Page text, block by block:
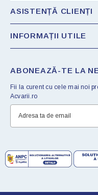
ASISTENȚĂ CLIENȚI
INFORMAȚII UTILE
ABONEAZĂ-TE LA
Fii la curent cu cele mai noi
Acvarii.ro